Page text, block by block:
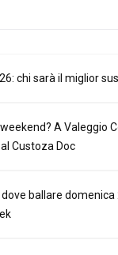
chi sarà il miglior
A Valeggio
Custoza Doc
ballare domenica